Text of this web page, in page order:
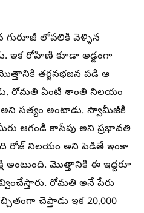
గురూజీ లోపలికి వెళ్ళిన
ఇక రోహిణి కూడా అడ్డంగా
మొత్తానికి తర్జనభజన పడి ఆ
రోమతి ఏంటి శాంతి నిలయం
సత్యం అంటాడు. స్వామీజీకి
ఆగండి కాసేపు అని ప్రభావతి
రోజ్ నిలయం అని పెడితే ఇంకా
మొత్తానికి ఈ ఇద్దరూ
రోమతి అనే పేరు
చెప్తాడు ఇక 20,000